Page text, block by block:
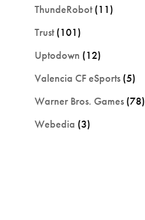
ThundeRobot(11)
Trust(101)
Uptodown (12)
Valencia CF eSports (5)
Warner Bros. Games (78)
Webedia (3)